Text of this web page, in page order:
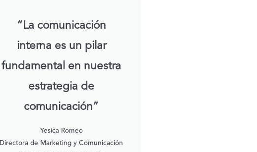
“La comunicación
interna es un pilar
fundamental en nuestra
estrategia de
comunicación”
Yesica Romeo
Directora de Marketing y Comunicación